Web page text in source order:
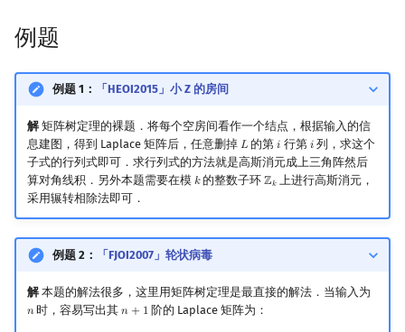
例题
例题 1： 「HEOI2015」小 Z 的房间
解矩阵树定理的裸题．将每个空房间看作一个结点，根据输入的信
息建图，得到 Laplace 矩阵后，任意删掉 𝐿
L 的第𝑖i 行第 𝑖i 列，求这个
子式的行列式即可．求行列式的方法就是高斯消元成上三角阵然后
算对角线积．另外本题需要在模 𝑘
k的整数子环ℤ𝑘
Zk 上进行高斯消元，
采用辗转相除法即可．
例题 2： 「FJOI2007」轮状病毒
解本题的解法很多，这里用矩阵树定理是最直接的解法．当输入为
𝑛
n时，容易写出其𝑛 + 1
n +1 阶的 Laplace 矩阵为：